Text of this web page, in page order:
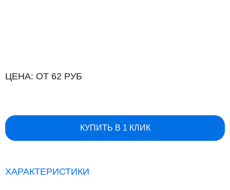
ЦЕНА: ОТ 62 РУБ
КУПИТЬ В 1 КЛИК
ХАРАКТЕРИСТИКИ